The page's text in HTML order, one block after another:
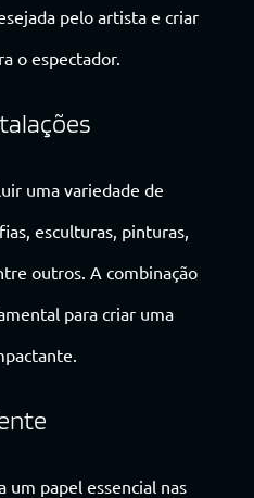
pelo artista e criar
o espectador.
uma variedade de
esculturas, pinturas,
outros. A combinação
para criar uma
um papel essencial nas